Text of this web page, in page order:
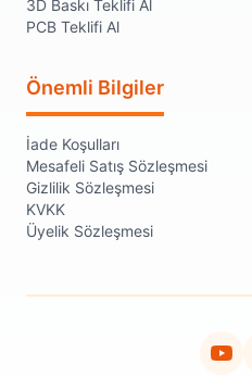
3D Baskı Teklifi Al
PCB Teklifi Al
Önemli Bilgiler
İade Koşulları
Mesafeli Satış Sözleşmesi
Gizlilik Sözleşmesi
KVKK
Üyelik Sözleşmesi